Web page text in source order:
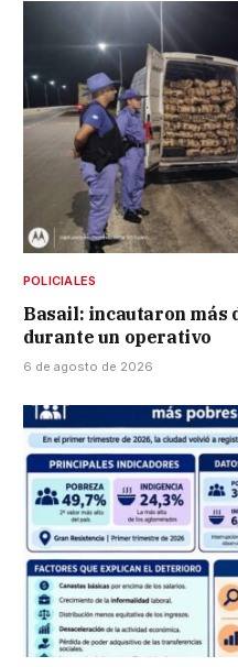
POLICIALES
Basail: incautaron más
durante un operativo
6 de agosto de 2026